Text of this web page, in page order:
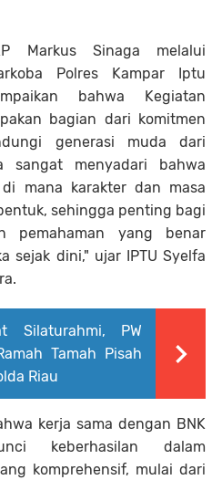
Markus Sinaga melalui
Polres Kampar Iptu
bahwa Kegiatan
bagian dari komitmen
generasi muda dari
sangat menyadari bahwa
mana karakter dan masa
sehingga penting bagi
pemahaman yang benar
sejak dini," ujar IPTU Syelfa
Silaturahmi, PW
Tamah Pisah
Riau
kerja sama dengan BNK
keberhasilan dalam
komprehensif, mulai dari